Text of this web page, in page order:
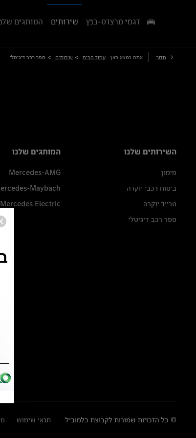
דגמי מרצדס-בנץ שירותים המותגים
חזור אתה נמצא כאן עמוד הבית > שירותים > ספר רכב דיגיטלי
השירותים שלנו
מימון
ביטוח רכבי יוקרה
טרייד יוקרה
ספר רכב דיגיטלי
המותגים שלנו
Mercedes-AMG
Maybach
Mercedes Electric
© כל הזכויות שמורות לקבוצת כלמוביל תנאי שימוש